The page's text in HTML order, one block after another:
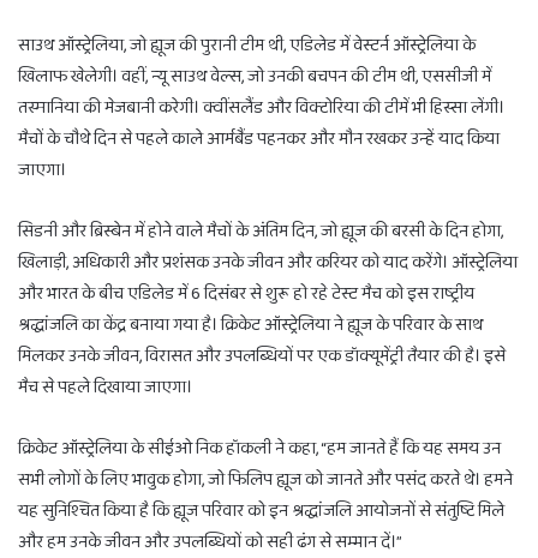
साउथ ऑस्ट्रेलिया, जो ह्यूज की पुरानी टीम थी, एडिलेड में वेस्टर्न ऑस्ट्रेलिया के
खिलाफ खेलेगी। वहीं, न्यू साउथ वेल्स, जो उनकी बचपन की टीम थी, एससीजी में
तस्मानिया की मेजबानी करेगी। क्वींसलैंड और विक्टोरिया की टीमें भी हिस्सा लेंगी।
मैचों के चौथे दिन से पहले काले आर्मबैंड पहनकर और मौन रखकर उन्हें याद किया
जाएगा।
सिडनी और ब्रिस्बेन में होने वाले मैचों के अंतिम दिन, जो ह्यूज की बरसी के दिन होगा,
खिलाड़ी, अधिकारी और प्रशंसक उनके जीवन और करियर को याद करेंगे। ऑस्ट्रेलिया
और भारत के बीच एडिलेड में 6 दिसंबर से शुरू हो रहे टेस्ट मैच को इस राष्ट्रीय
श्रद्धांजलि का केंद्र बनाया गया है। क्रिकेट ऑस्ट्रेलिया ने ह्यूज के परिवार के साथ
मिलकर उनके जीवन, विरासत और उपलब्धियों पर एक डॉक्यूमेंट्री तैयार की है। इसे
मैच से पहले दिखाया जाएगा।
क्रिकेट ऑस्ट्रेलिया के सीईओ निक हॉकली ने कहा, “हम जानते हैं कि यह समय उन
सभी लोगों के लिए भावुक होगा, जो फिलिप ह्यूज को जानते और पसंद करते थे। हमने
यह सुनिश्चित किया है कि ह्यूज परिवार को इन श्रद्धांजलि आयोजनों से संतुष्टि मिले
और हम उनके जीवन और उपलब्धियों को सही ढंग से सम्मान दें।”